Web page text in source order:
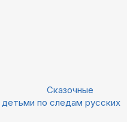
Сказочные
по следам русских